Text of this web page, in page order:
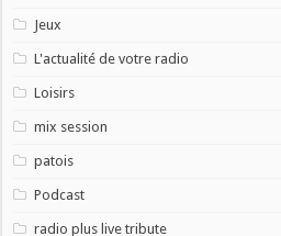
Jeux
L'actualité de votre radio
Loisirs
mix session
patois
Podcast
radio plus live tribute